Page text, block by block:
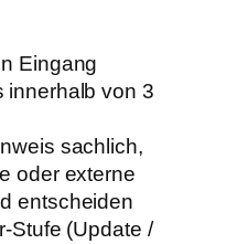
Eingang
innerhalb von 3
sachlich,
oder externe
entscheiden
Stufe (Update /